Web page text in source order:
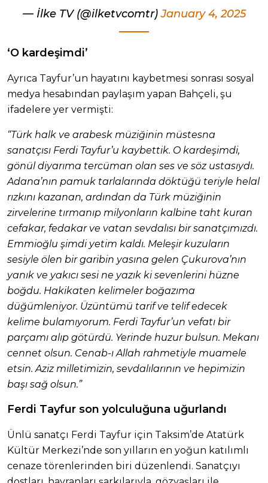
— İlke TV (@ilketvcomtr)January 4, 2025
‘O kardeşimdi’
Ayrıca Tayfur’un hayatını kaybetmesi sonrası sosyal
medya hesabından paylaşım yapan Bahçeli, şu
ifadelere yer vermişti:
“Türk halk ve arabesk müziğinin müstesna
sanatçısı Ferdi Tayfur’u kaybettik. O kardeşimdi,
gönül diyarıma tercüman olan ses ve söz ustasıydı.
Adana’nın pamuk tarlalarında döktüğü teriyle helal
rızkını kazanan, ardından da Türk müziğinin
zirvelerine tırmanıp milyonların kalbine taht kuran
cefakar, fedakar ve vatan sevdalısı bir sanatçımızdı.
Emmioğlu şimdi yetim kaldı. Meleşir kuzuların
sesiyle ölen bir garibin yasına gelen Çukurova’nın
yanık ve yakıcı sesi ne yazık ki sevenlerini hüzne
boğdu. Hakikaten kelimeler boğazıma
düğümleniyor. Üzüntümü tarif ve telif edecek
kelime bulamıyorum. Ferdi Tayfur’un vefatı bir
parçamı alıp götürdü. Yerinde huzur bulsun. Mekanı
cennet olsun. Cenab-ı Allah rahmetiyle muamele
etsin. Aziz milletimizin, sevdalılarının ve hepimizin
başı sağ olsun.”
Ferdi Tayfur son yolculuğuna uğurlandı
Ünlü sanatçı Ferdi Tayfur için Taksim’de Atatürk
Kültür Merkezi’nde son yılların en yoğun katılımlı
cenaze törenlerinden biri düzenlendi. Sanatçıyı